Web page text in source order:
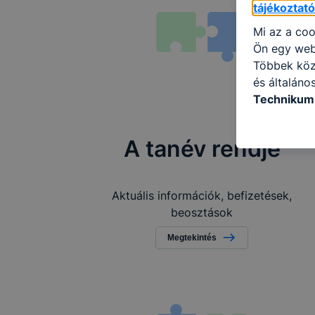
A tanév rendje
Aktuális információk, befizetések,
beosztások
Megtekintés
Mi az a
Ön egy
Többek
és
így
ismét
tudja
Felhívjuk
lesznek